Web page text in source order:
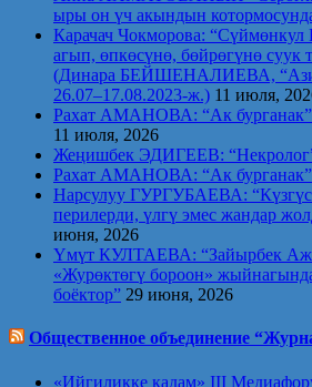
ыры он үч акындын
Карачач Чокморова: “Сүймөнкул
агып, өпкөсүнө, бөйрөгүнө суук
(Динара БЕЙШЕНАЛИЕВА,
26.07–17.08.2023-ж.) 11 июля,
Рахат АМАНОВА: “Ак бурганак”
11 июля, 2026
Жеңишбек ЭДИГЕЕВ:
Рахат АМАНОВА: “Ак бурганак”
Нарсулуу ГУРГУБАЕВА:
перилерди, үлгү эмес жандар
июня, 2026
Үмүт КУЛТАЕВА: “Зайырбек
«Журөктөгү бороон»
боёктор” 29 июня, 2026
Общественное объединение
«Ийгиликке кадам» III